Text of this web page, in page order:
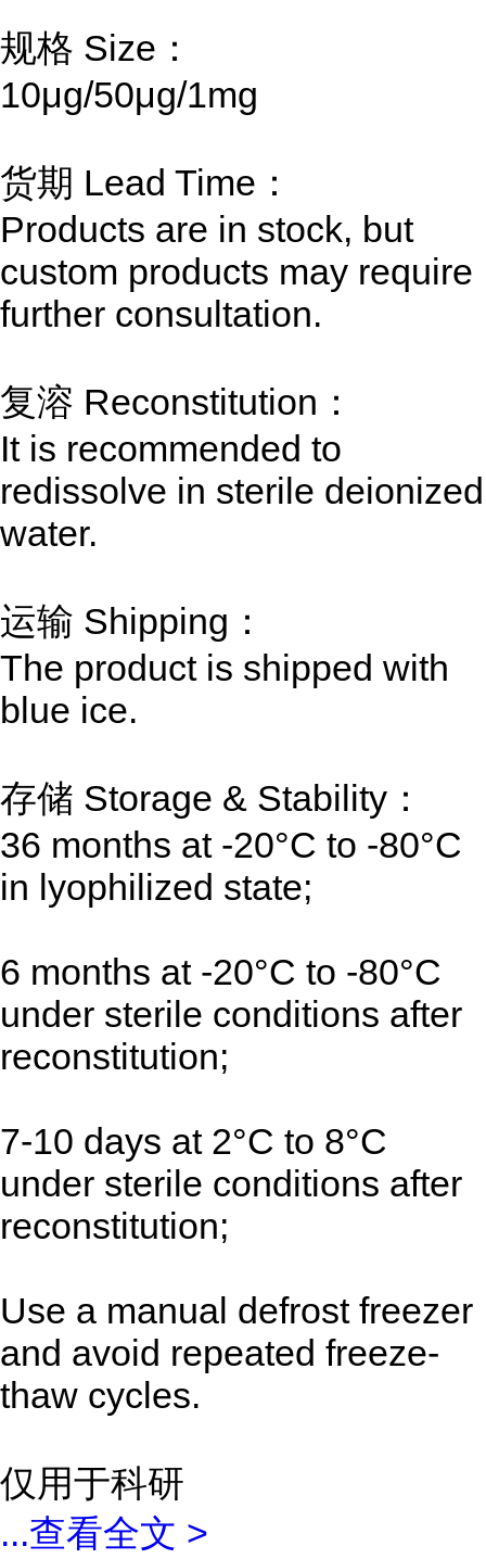
规格 Size：
10μg/50μg/1mg
货期 Lead Time：
Products are in stock, but
custom products may require
further consultation.
复溶 Reconstitution：
It is recommended to
redissolve in sterile deionized
water.
运输 Shipping：
The product is shipped with
blue ice.
存储 Storage & Stability：
36 months at -20°C to -80°C
in lyophilized state;
6 months at -20°C to -80°C
under sterile conditions after
reconstitution;
7-10 days at 2°C to 8°C
under sterile conditions after
reconstitution;
Use a manual defrost freezer
and avoid repeated freeze-
thaw cycles.
仅用于科研
...查看全文 >